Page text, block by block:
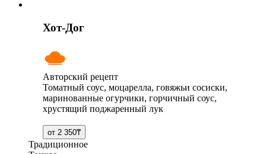
Хот-Дог
Авторский рецепт
Томатный соус, моцарелла, говяжьи сосиски,
маринованные огурчики, горчичный соус,
хрустящий поджаренный лук
Традиционное